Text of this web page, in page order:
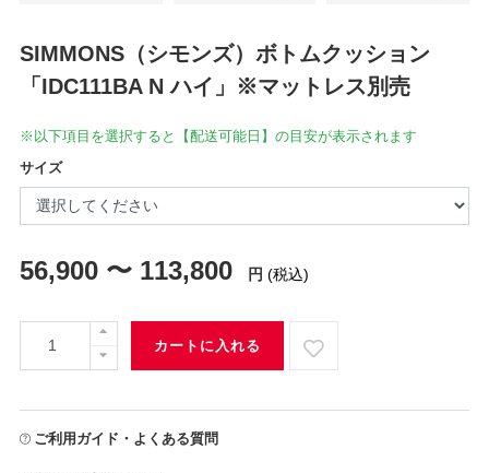
SIMMONS（シモンズ）ボトムクッション
「IDC111BA N ハイ」※マットレス別売
※以下項目を選択すると【配送可能日】の目安が表示されます
サイズ
56,900 〜 113,800 円 (税込)
カートに入れる
ご利用ガイド・よくある質問